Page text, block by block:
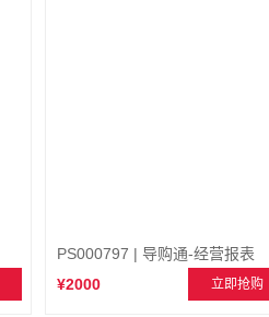
PS000797 | 导购通-经营报表
¥2000
立即抢购